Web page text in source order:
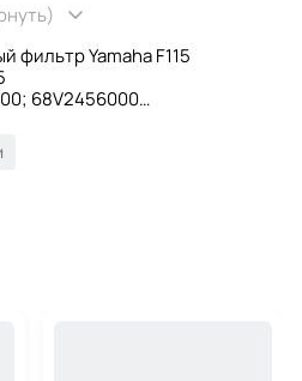
фильтр Yamaha F115
68V2456000